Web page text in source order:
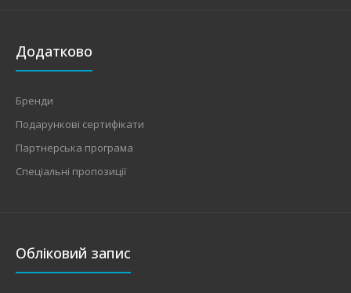
Додатково
Бренди
Подарункові сертифікати
Партнерська програма
Спеціальні пропозиції
Обліковий запис